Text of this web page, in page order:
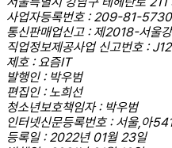
사업자등록번호 : 209-81-
통신판매업신고 : 제2018-서울
직업정보제공사업 신고번호 :
제호 : 요즘IT
발행인 : 박우범
편집인 : 노희선
청소년보호책임자 : 박우범
인터넷신문등록번호 : 서울,아
등록일 : 2022년 01월 23일